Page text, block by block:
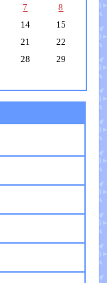
7
8
14
15
21
22
28
29